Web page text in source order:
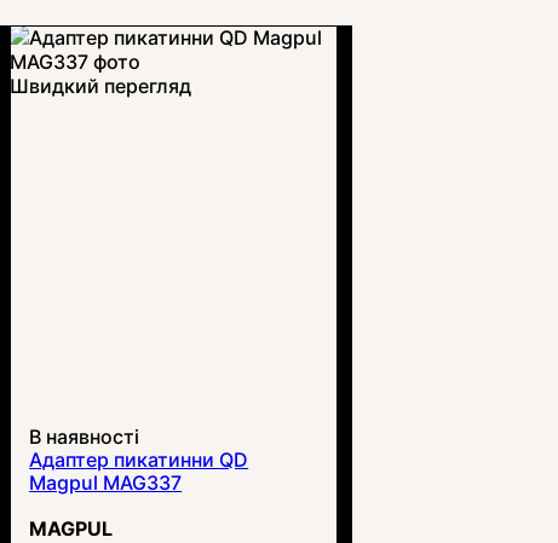
Швидкий перегляд
В наявності
Адаптер пикатинни QD
Magpul MAG337
MAGPUL